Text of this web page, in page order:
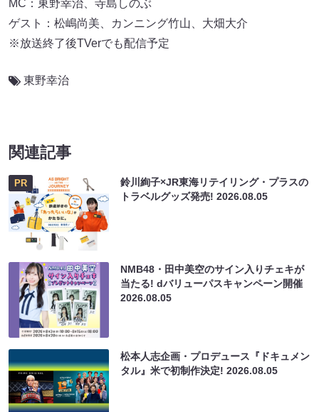
MC：東野幸治、寺島しのぶ
ゲスト：松嶋尚美、カンニング竹山、大畑大介
※放送終了後TVerでも配信予定
東野幸治
関連記事
PR
鈴川絢子×JR東海リテイリング・プラスの
トラベルグッズ発売!2026.08.05
NMB48・田中美空のサイン入りチェキが
当たる! dバリューパスキャンペーン開催
2026.08.05
松本人志企画・プロデュース『ドキュメン
タル』米で初制作決定!2026.08.05